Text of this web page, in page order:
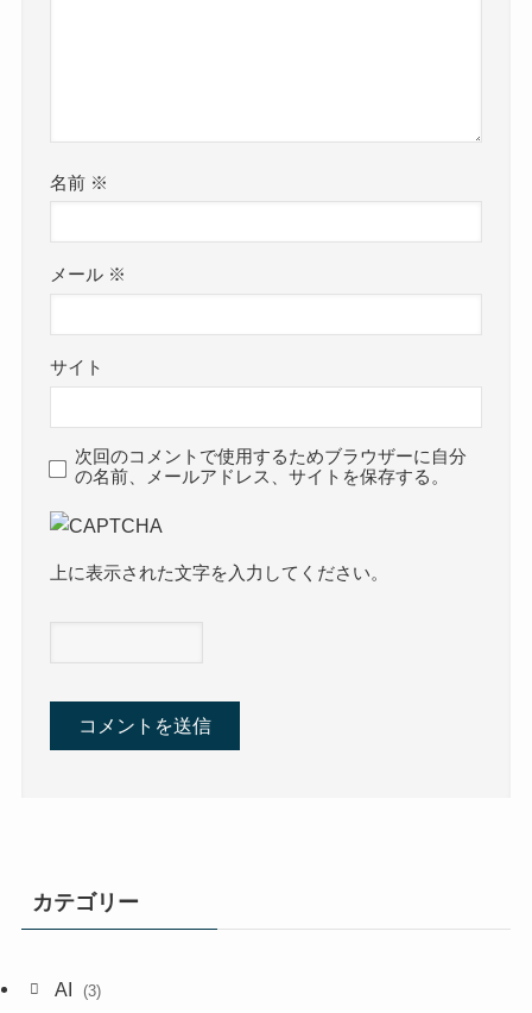
名前 ※
メール ※
サイト
次回のコメントで使用するためブラウザーに自分
の名前、メールアドレス、サイトを保存する。
上に表示された文字を入力してください。
カテゴリー
AI (3)